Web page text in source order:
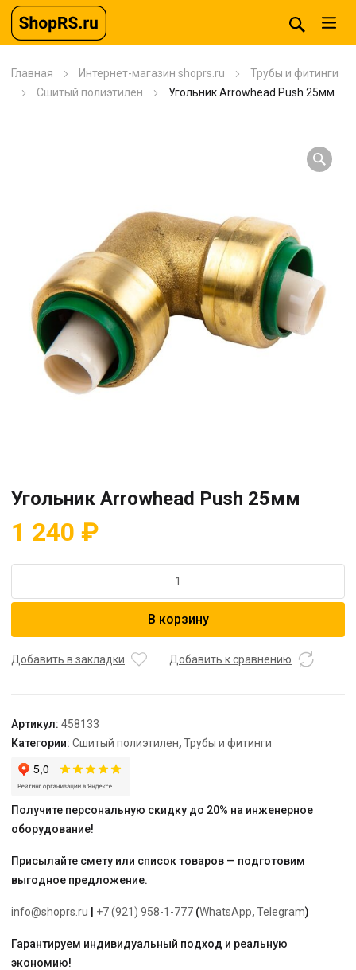
Главная Интернет-магазин shoprs.ru
Трубы и фитинги
Сшитый полиэтилен
Угольник Arrowhead Push 25мм
Угольник Arrowhead Push 25мм
1 240 ₽
Угольник
25мм
В корзину
Добавить в закладки Добавить к сравнению
Артикул: 458133
Категории: Сшитый полиэтилен,Трубы и фитинги
Получите персональную скидку до 20% на инженерное
оборудование!
Присылайте смету или список товаров — подготовим
выгодное предложение.
info@shoprs.ru +7 (921) 958-1-777 (WhatsApp,Telegram)
Гарантируем индивидуальный подход и реальную
экономию!